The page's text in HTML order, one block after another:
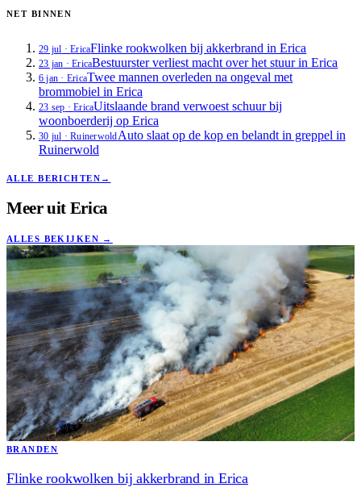
NET BINNEN
29 jul ·EricaFlinke rookwolken bij akkerbrand in Erica
23 jan ·EricaBestuurster verliest macht over het stuur in Erica
6 jan · EricaTwee mannen overleden na ongeval met
brommobiel in Erica
23 sep ·EricaUitslaande brand verwoest schuur bij
woonboerderij op Erica
30 jul ·RuinerwoldAuto slaat op de kop en belandt in greppel in
Ruinerwold
ALLE BERICHTEN →
Meer uit Erica
ALLES BEKIJKEN →
BRANDEN
Flinke rookwolken bij akkerbrand in Erica